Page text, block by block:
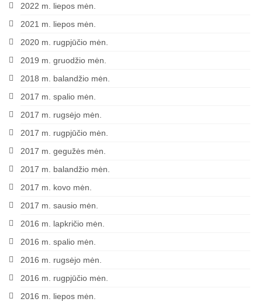
2022 m. liepos mėn.
2021 m. liepos mėn.
2020 m. rugpjūčio mėn.
2019 m. gruodžio mėn.
2018 m. balandžio mėn.
2017 m. spalio mėn.
2017 m. rugsėjo mėn.
2017 m. rugpjūčio mėn.
2017 m. gegužės mėn.
2017 m. balandžio mėn.
2017 m. kovo mėn.
2017 m. sausio mėn.
2016 m. lapkričio mėn.
2016 m. spalio mėn.
2016 m. rugsėjo mėn.
2016 m. rugpjūčio mėn.
2016 m. liepos mėn.